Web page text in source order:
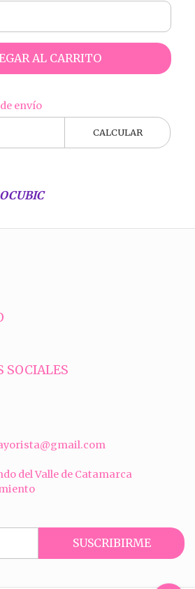
AL CARRITO
envío
CALCULAR
SOCIALES
del Valle de Catamarca
SUSCRIBIRME